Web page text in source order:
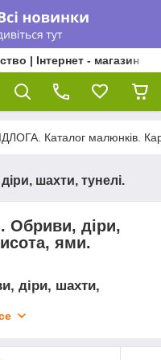
| Інтернет - магазин
Каталог малюнків.
шахти, тунелі.
Обриви, діри,
ями.
діри, шахти,
великих
для покриття